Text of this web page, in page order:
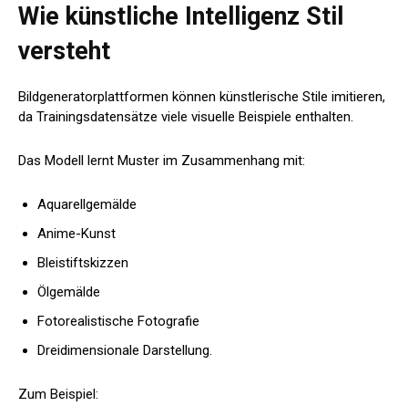
Wie künstliche Intelligenz Stil
versteht
Bildgeneratorplattformen können künstlerische Stile imitieren,
da Trainingsdatensätze viele visuelle Beispiele enthalten.
Das Modell lernt Muster im Zusammenhang mit:
Aquarellgemälde
Anime-Kunst
Bleistiftskizzen
Ölgemälde
Fotorealistische Fotografie
Dreidimensionale Darstellung.
Zum Beispiel: